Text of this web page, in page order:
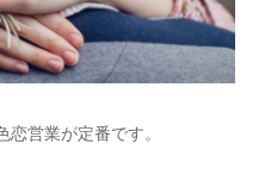
営業が定番です。